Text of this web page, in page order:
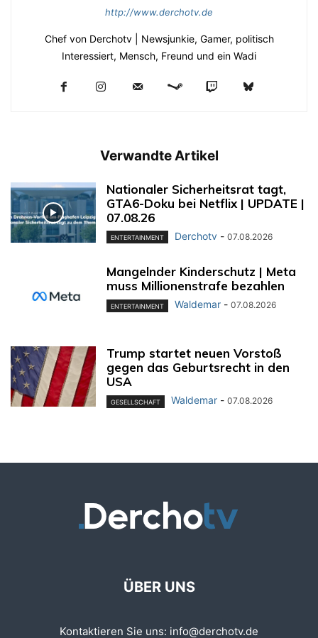
http://www.derchotv.de
Chef von Derchotv | Newsjunkie, Gamer, politisch
Interessiert, Mensch, Freund und ein Wadi
Verwandte Artikel
Nationaler Sicherheitsrat tagt,
GTA6-Doku bei Netflix | UPDATE |
07.08.26
ENTERTAINMENT Derchotv - 07.08.2026
Mangelnder Kinderschutz | Meta
muss Millionenstrafe bezahlen
ENTERTAINMENT Waldemar - 07.08.2026
Trump startet neuen Vorstoß
gegen das Geburtsrecht in den
USA
GESELLSCHAFT Waldemar - 07.08.2026
ÜBER UNS
Kontaktieren Sie uns: info@derchotv.de